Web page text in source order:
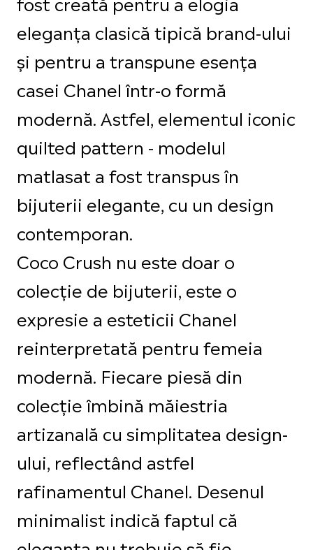
eleganța clasică tipică brand-ului
și pentru a transpune esența
casei Chanel într-o formă
modernă. Astfel, elementul iconic
quilted pattern - modelul
matlasat a fost transpus în
bijuterii elegante, cu un design
contemporan.
Coco Crush nu este doar o
colecție de bijuterii, este o
expresie a esteticii Chanel
reinterpretată pentru femeia
modernă. Fiecare piesă din
colecție îmbină măiestria
artizanală cu simplitatea design-
ului, reflectând astfel
rafinamentul Chanel. Desenul
minimalist indică faptul că